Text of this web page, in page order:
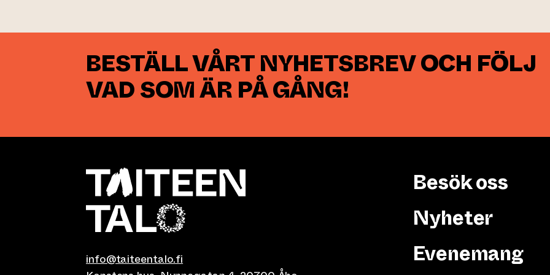
BESTÄLL VÅRT NYHETSBREV OCH FÖLJ
VAD SOM ÄR PÅ GÅNG!
info@taiteentalo.fi
Besök oss
Nyheter
Evenemang